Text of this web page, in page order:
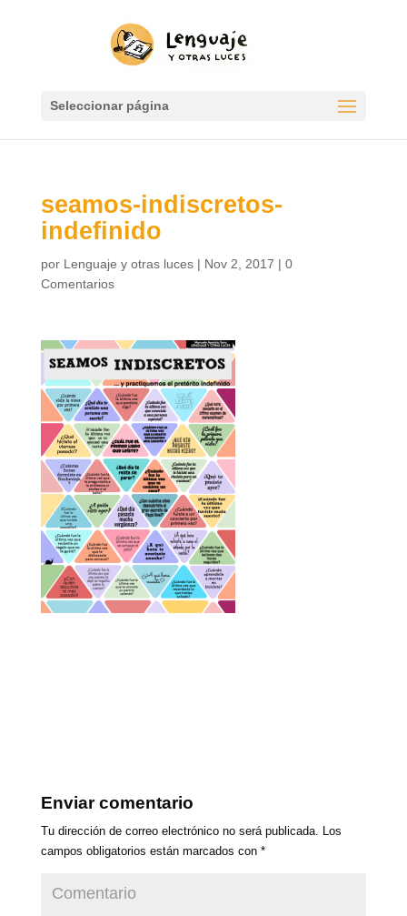
Seleccionar página
seamos-indiscretos-
indefinido
por Lenguaje y otras luces| Nov 2, 2017 | 0
Comentarios
Enviar comentario
Tu dirección de correo electrónico no será publicada. Los
campos obligatorios están marcados con *